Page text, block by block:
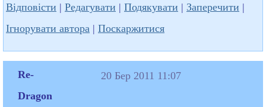
Відповісти | Редагувати | Подякувати | Заперечити |
Ігнорувати автора | Поскаржитися
Re-
Dragon
20 Бер 2011 11:07